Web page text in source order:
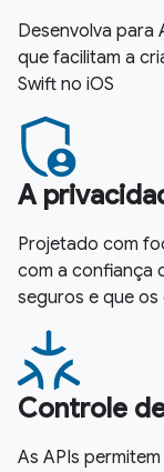
Desenvolva para
que facilitam a
Swift no iOS
A
Projetado com
com a confiança
seguros e que
Controle
As APIs